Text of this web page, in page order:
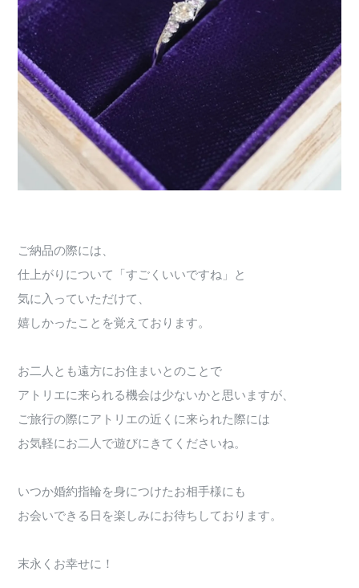
ご納品の際には、
仕上がりについて「すごくいいですね」と
気に入っていただけて、
嬉しかったことを覚えております。
お二人とも遠方にお住まいとのことで
アトリエに来られる機会は少ないかと思いますが、
ご旅行の際にアトリエの近くに来られた際には
お気軽にお二人で遊びにきてくださいね。
いつか婚約指輪を身につけたお相手様にも
お会いできる日を楽しみにお待ちしております。
末永くお幸せに！